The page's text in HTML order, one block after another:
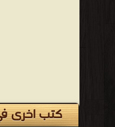
كتب اخرى